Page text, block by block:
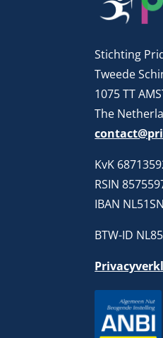
Stichting
Tweede
1075 TT
The
KvK
RSIN
IBAN
BTW-ID